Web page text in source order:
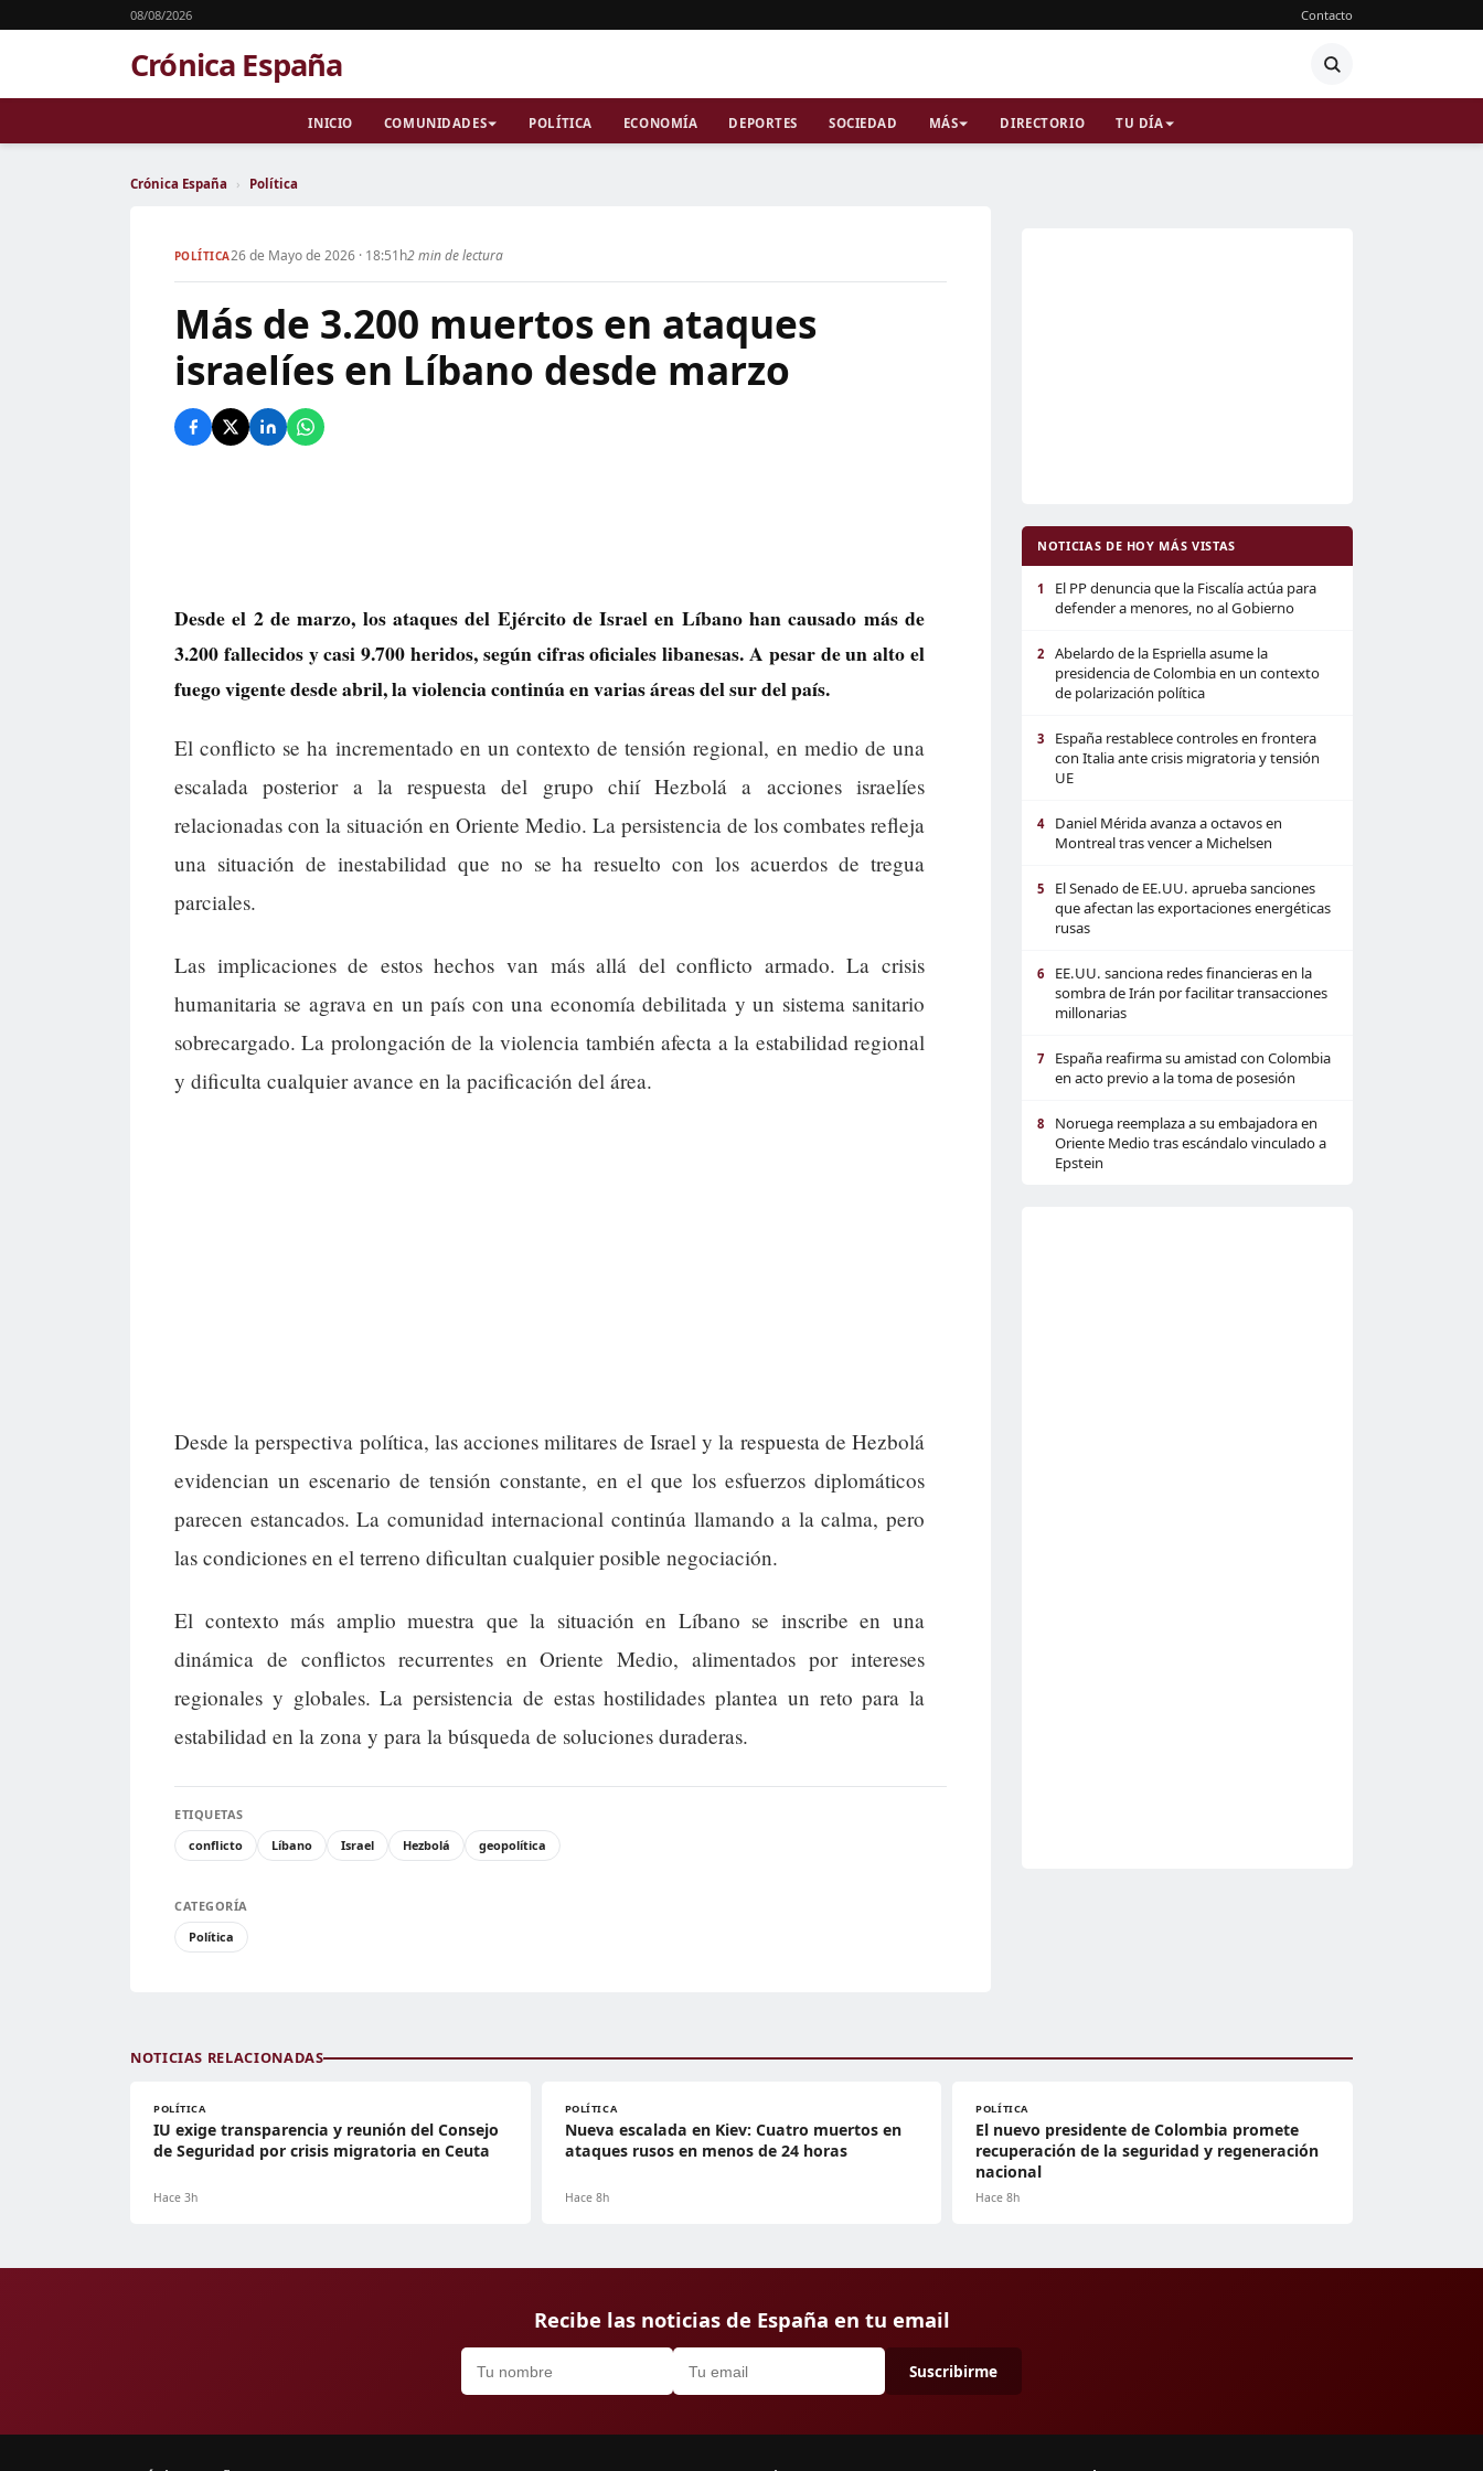
08/08/2026 Contacto
Crónica España
INICIO COMUNIDADES POLÍTICA ECONOMÍA DEPORTES SOCIEDAD MÁS DIRECTORIO TU DÍA
Crónica España › Política
POLÍTICA26 de Mayo de 2026 · 18:51h2 min de lectura
Más de 3.200 muertos en ataques
israelíes en Líbano desde marzo
Desde el 2 de marzo, los ataques del Ejército de Israel en Líbano han causado más de
3.200 fallecidos y casi 9.700 heridos, según cifras oficiales libanesas. A pesar de un alto el
fuego vigente desde abril, la violencia continúa en varias áreas del sur del país.
El conflicto se ha incrementado en un contexto de tensión regional, en medio de una
escalada posterior a la respuesta del grupo chií Hezbolá a acciones israelíes
relacionadas con la situación en Oriente Medio. La persistencia de los combates refleja
una situación de inestabilidad que no se ha resuelto con los acuerdos de tregua
parciales.
Las implicaciones de estos hechos van más allá del conflicto armado. La crisis
humanitaria se agrava en un país con una economía debilitada y un sistema sanitario
sobrecargado. La prolongación de la violencia también afecta a la estabilidad regional
y dificulta cualquier avance en la pacificación del área.
Desde la perspectiva política, las acciones militares de Israel y la respuesta de Hezbolá
evidencian un escenario de tensión constante, en el que los esfuerzos diplomáticos
parecen estancados. La comunidad internacional continúa llamando a la calma, pero
las condiciones en el terreno dificultan cualquier posible negociación.
El contexto más amplio muestra que la situación en Líbano se inscribe en una
dinámica de conflictos recurrentes en Oriente Medio, alimentados por intereses
regionales y globales. La persistencia de estas hostilidades plantea un reto para la
estabilidad en la zona y para la búsqueda de soluciones duraderas.
ETIQUETAS
conflicto
Líbano Israel Hezbolá geopolítica
CATEGORÍA
Política
NOTICIAS DE HOY MÁS VISTAS
1
El PP denuncia que la Fiscalía actúa para
defender a menores, no al Gobierno
2
Abelardo de la Espriella asume la
presidencia de Colombia en un contexto
de polarización política
3
España restablece controles en frontera
con Italia ante crisis migratoria y tensión
UE
4
Daniel Mérida avanza a octavos en
Montreal tras vencer a Michelsen
5
El Senado de EE.UU. aprueba sanciones
que afectan las exportaciones energéticas
rusas
6
EE.UU. sanciona redes financieras en la
sombra de Irán por facilitar transacciones
millonarias
7
España reafirma su amistad con Colombia
en acto previo a la toma de posesión
8
Noruega reemplaza a su embajadora en
Oriente Medio tras escándalo vinculado a
Epstein
NOTICIAS RELACIONADAS
POLÍTICA
IU exige transparencia y reunión del Consejo
de Seguridad por crisis migratoria en Ceuta
Hace 3h
POLÍTICA
Nueva escalada en Kiev: Cuatro muertos en
ataques rusos en menos de 24 horas
Hace 8h
POLÍTICA
El nuevo presidente de Colombia promete
recuperación de la seguridad y regeneración
nacional
Hace 8h
Recibe las noticias de España en tu email
Suscribirme